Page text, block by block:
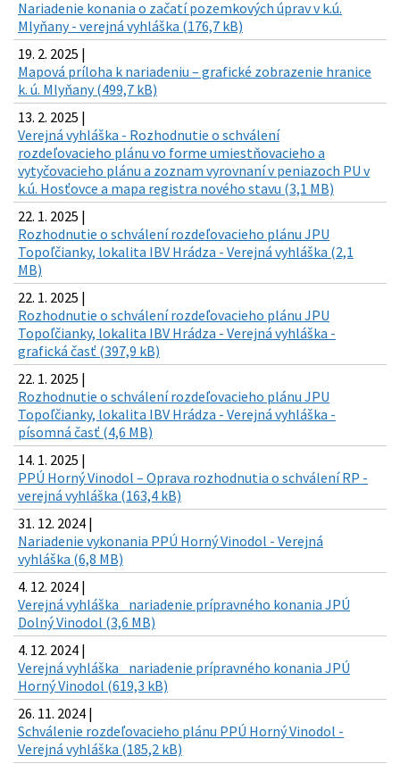
Nariadenie konania o začatí pozemkových úprav v k.ú.
Mlyňany - verejná vyhláška (176,7 kB)
19. 2. 2025 |
Mapová príloha k nariadeniu – grafické zobrazenie hranice
k. ú. Mlyňany (499,7 kB)
13. 2. 2025 |
Verejná vyhláška - Rozhodnutie o schválení
rozdeľovacieho plánu vo forme umiestňovacieho a
vytyčovacieho plánu a zoznam vyrovnaní v peniazoch PU v
k.ú. Hosťovce a mapa registra nového stavu (3,1 MB)
22. 1. 2025 |
Rozhodnutie o schválení rozdeľovacieho plánu JPU
Topoľčianky, lokalita IBV Hrádza - Verejná vyhláška (2,1
MB)
22. 1. 2025 |
Rozhodnutie o schválení rozdeľovacieho plánu JPU
Topoľčianky, lokalita IBV Hrádza - Verejná vyhláška -
grafická časť (397,9 kB)
22. 1. 2025 |
Rozhodnutie o schválení rozdeľovacieho plánu JPU
Topoľčianky, lokalita IBV Hrádza - Verejná vyhláška -
písomná časť (4,6 MB)
14. 1. 2025 |
PPÚ Horný Vinodol – Oprava rozhodnutia o schválení RP -
verejná vyhláška (163,4 kB)
31. 12. 2024 |
Nariadenie vykonania PPÚ Horný Vinodol - Verejná
vyhláška (6,8 MB)
4. 12. 2024 |
Verejná vyhláška_ nariadenie prípravného konania JPÚ
Dolný Vinodol (3,6 MB)
4. 12. 2024 |
Verejná vyhláška_ nariadenie prípravného konania JPÚ
Horný Vinodol (619,3 kB)
26. 11. 2024 |
Schválenie rozdeľovacieho plánu PPÚ Horný Vinodol -
Verejná vyhláška (185,2 kB)